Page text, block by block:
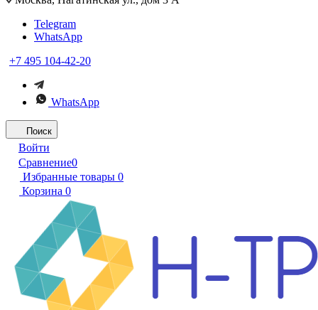
Telegram
WhatsApp
+7 495 104-42-20
WhatsApp
Поиск
Войти
Сравнение0
Избранные товары 0
Корзина 0